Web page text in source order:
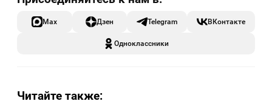
Max Дзен Telegram ВКонтакте
Одноклассники
Читайте также: